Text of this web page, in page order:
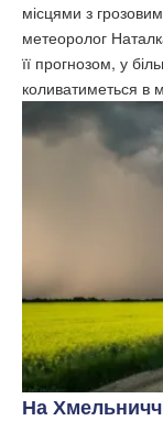
місцями з
метеоролог
її прогнозом, у
коливатиметься
На